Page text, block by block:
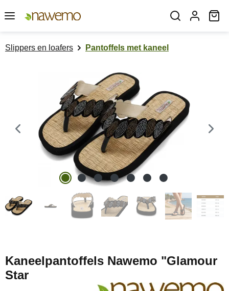
Ga naar de hoofdinhoud
Slippers en loafers Pantoffels met kaneel
Afbeeldingengalerij overslaan
Kaneelpantoffels Nawemo "Glamour
Star